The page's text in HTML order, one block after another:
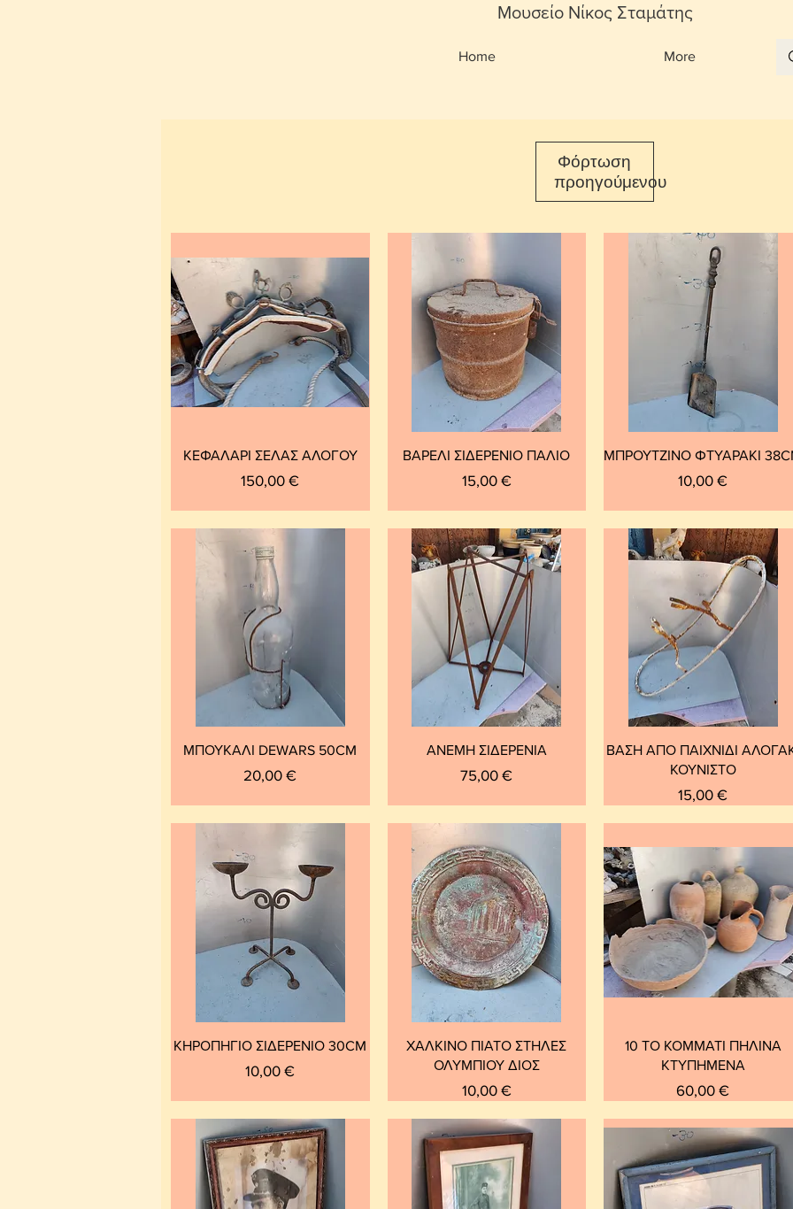
Home More
Μουσείο Νίκος Σταμάτης
Φόρτωση
προηγούμενου
ΚΕΦΑΛΑΡΙ ΣΕΛΑΣ ΑΛΟΓΟΥ
Τιμή
150,00 €
ΒΑΡΕΛΙ ΣΙΔΕΡΕΝΙΟ ΠΑΛΙΟ
Τιμή
15,00 €
ΜΠΡΟΥΤΖΙΝΟ ΦΤΥΑΡΑΚΙ
Τιμή
10,00 €
ΜΠΟΥΚΑΛΙ DEWARS 50CM
Τιμή
20,00 €
ΑΝΕΜΗ ΣΙΔΕΡΕΝΙΑ
Τιμή
75,00 €
ΒΑΣΗ ΑΠΟ ΠΑΙΧΝΙΔΙ
ΚΟΥΝΙΣΤΟ
Τιμή
15,00 €
ΚΗΡΟΠΗΓΙΟ ΣΙΔΕΡΕΝΙΟ 30CM
Τιμή
10,00 €
ΧΑΛΚΙΝΟ ΠΙΑΤΟ ΣΤΗΛΕΣ
ΟΛΥΜΠΙΟΥ ΔΙΟΣ
Τιμή
10,00 €
10 ΤΟ ΚΟΜΜΑΤΙ ΠΗΛΙΝΑ
ΚΤΥΠΗΜΕΝΑ
Τιμή
60,00 €